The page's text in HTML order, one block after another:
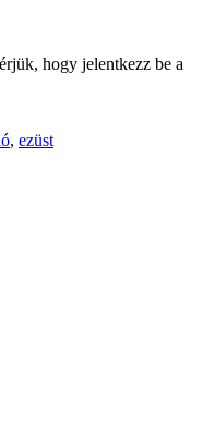
hogy jelentkezz be a
, ezüst